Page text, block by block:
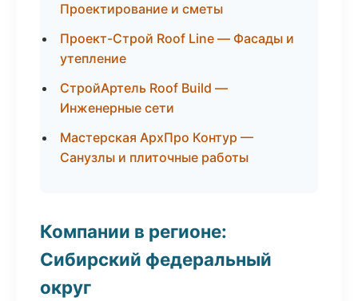
Проектирование и сметы
Проект-Строй Roof Line — Фасады и
утепление
СтройАртель Roof Build —
Инженерные сети
Мастерская АрхПро Контур —
Санузлы и плиточные работы
Компании в регионе:
Сибирский федеральный
округ